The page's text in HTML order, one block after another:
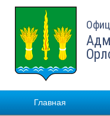
Главная